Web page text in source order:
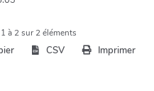
à 2 sur 2 éléments
CSV Imprimer